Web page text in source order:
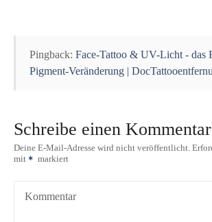
n
v
i
g
Pingback: Face-Tattoo & UV-Licht - das
Pigment-Veränderung |
Schreibe einen Kommentar
Deine E-Mail-Adresse wird nicht veröffentlicht.
mit
markiert
Kommentar